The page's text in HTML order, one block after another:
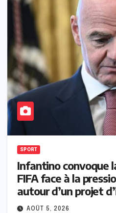
SPORT
Infantino convoque
FIFA face à la
autour d’un projet
abandonné
AOÛT 5, 2026